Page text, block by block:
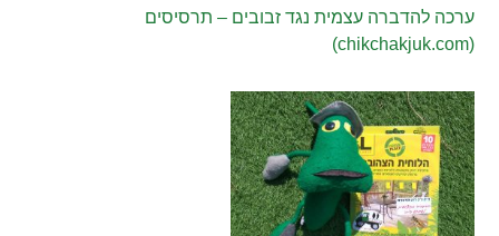
ערכה להדברה עצמית נגד זבובים – תרסיסים
(chikchakjuk.com)